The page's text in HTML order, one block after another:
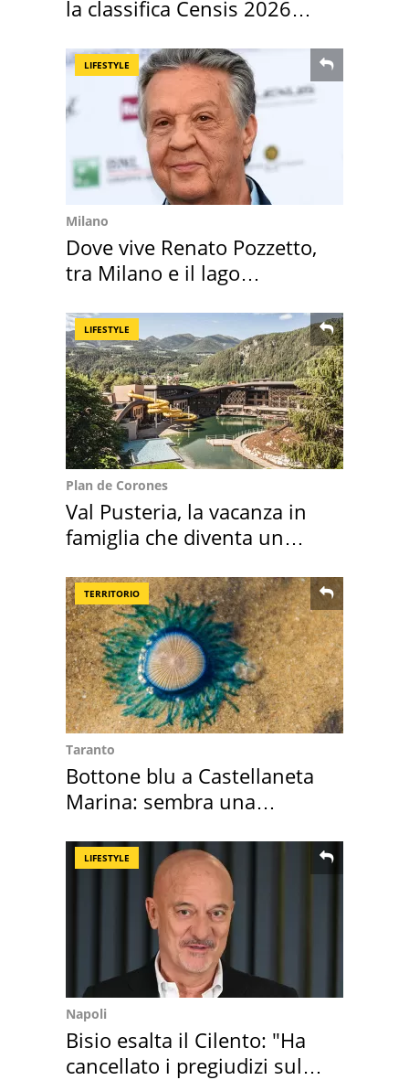
la classifica Censis 2026
LIFESTYLE
Milano
Dove vive Renato Pozzetto,
tra Milano e il lago
LIFESTYLE
Plan de Corones
Val Pusteria, la vacanza in
famiglia che diventa un
TERRITORIO
Taranto
Bottone blu a Castellaneta
Marina: sembra una
LIFESTYLE
Napoli
Bisio esalta il Cilento: "Ha
cancellato i pregiudizi sul